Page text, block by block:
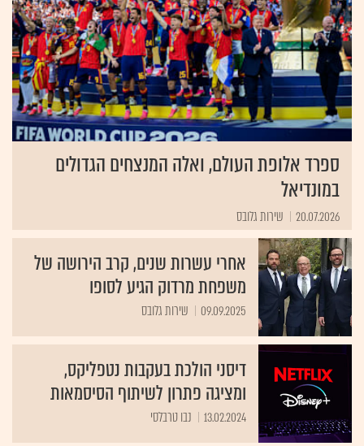
ספרד אלופת העולם, ואלה המנצחים הגדולים
במונדיאל
20.07.2026 שירות גלובס
אחרי עשרות שנים, קרב הירושה של
משפחת מרדוק הגיע לסופו
09.09.2025 שירות גלובס
דיסני הולכת בעקבות נטפליקס,
ומציגה פתרון לשיתוף הסיסמאות
13.02.2024 נבו טרבלסי